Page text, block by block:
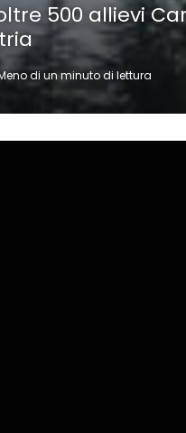
500 allievi
di un minuto di lettura